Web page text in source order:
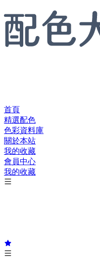
首頁
精選配色
色彩資料庫
關於本站
我的收藏
會員中心
我的收藏